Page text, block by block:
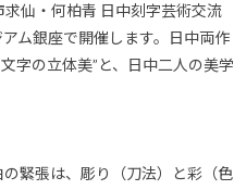
仙・何柏青 日中刻字芸術交流
ム銀座で開催します。日中両作
字の立体美”と、日中二人の美学
緊張は、彫り（刀法）と彩（色